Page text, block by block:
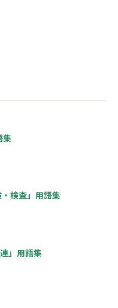
集
・検査」用語集
」用語集